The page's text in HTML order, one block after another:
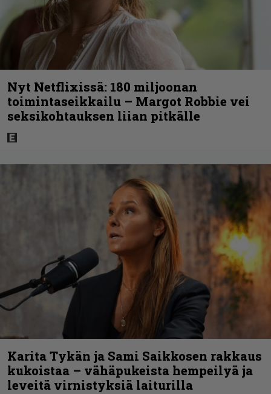
Nyt Netflixissä: 180 miljoonan
toimintaseikkailu – Margot Robbie vei
seksikohtauksen liian pitkälle
Karita Tykän ja Sami Saikkosen rakkaus
kukoistaa – vähäpukeista hempeilyä ja
leveitä virnistyksiä laiturilla